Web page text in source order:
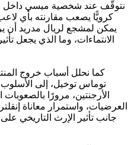
نتوقّف عند شخصية ميسي داخل
كرويًّا يصعب مقارنته بأي
يمكن لمشجع لريال مدريد
الانتماءات، وما الذي يجعل
كما نحلل أسباب خروج
توماس توخيل، إلى الأسلوب
الأرجنتين، مرورًا
العرضيات، واستمرار معاناة
جانب تأثير الإرث التاريخي